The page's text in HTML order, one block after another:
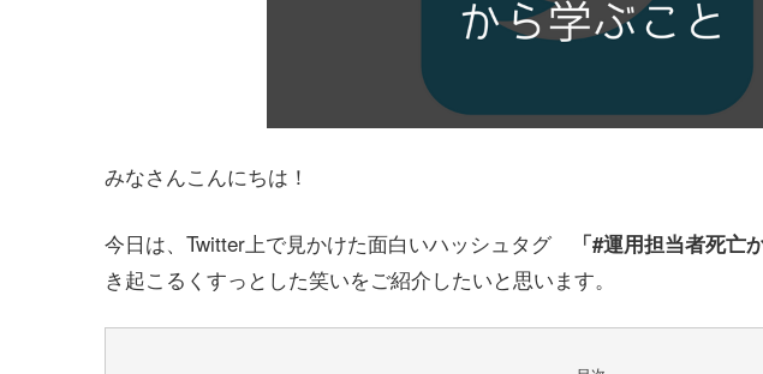
みなさんこんにちは！
今日は、Twitter上で見かけた面白いハッシュタグ 「#運用担当者死亡
き起こるくすっとした笑いをご紹介したいと思います。